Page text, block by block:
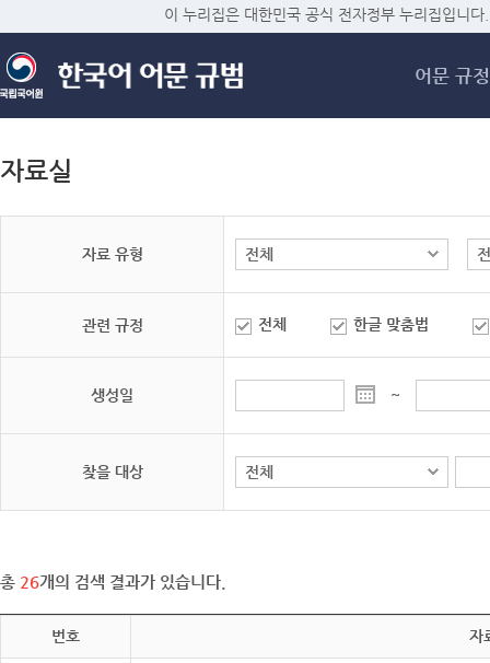
메
이 누리집은 대한민국 공식 전자정부 누리집입니다.
어문 규정
자료실
자료 유형
관련 규정 전체 한글 맞춤법
생성일 ~
찾을 대상
총 26개의 검색 결과가 있습니다.
번호 자